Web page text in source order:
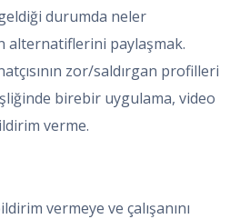
durumda neler
alternatiflerini paylaşmak.
zor/saldırgan profilleri
birebir uygulama, video
verme.
vermeye ve çalışanını